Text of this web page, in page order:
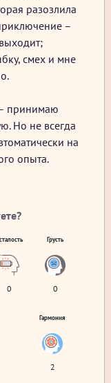
разозлила
–
смех и мне
принимаю
Но не всегда
на
опыта.
0
Грусть
0
Гармония
2